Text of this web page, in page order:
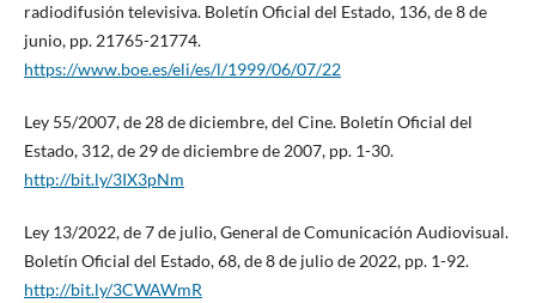
radiodifusión televisiva. Boletín Oficial del Estado, 136, de 8 de
junio, pp. 21765-21774.
https://www.boe.es/eli/es/l/1999/06/07/22
Ley 55/2007, de 28 de diciembre, del Cine. Boletín Oficial del
Estado, 312, de 29 de diciembre de 2007, pp. 1-30.
http://bit.ly/3IX3pNm
Ley 13/2022, de 7 de julio, General de Comunicación Audiovisual.
Boletín Oficial del Estado, 68, de 8 de julio de 2022, pp. 1-92.
http://bit.ly/3CWAWmR